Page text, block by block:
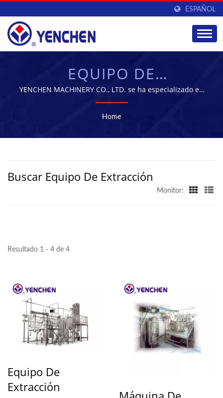
ESPAÑOL
EQUIPO DE
EXTRACCIÓNBUSCADO
| PROVEEDOR DE
EQUIPOS DE
FARMACÉUTICA |
YENCHEN MACHINERY CO., LTD. se ha especializado en
la fabricación de máquinas farmacéuticas durante 60
años.
Home
Buscar Equipo De Extracción
Monitor:
Resultado 1 - 4 de 4
Equipo De
Extracción